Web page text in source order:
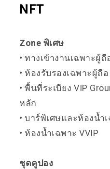
NFT
Zone พิเศษ
• ทางเข้างานเฉพาะผู้ถื
• ห้องรับรองเฉพาะผู้ถือ
• พื้นที่ระเบียง VIP
หลัก
• บาร์พิเศษและห้องน้ำ
• ห้องน้ำเฉพาะ VVIP
ชุดคูปอง